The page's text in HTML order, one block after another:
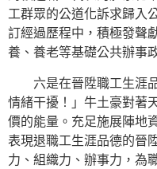
工群眾的公道化訴求歸入
訂經過歷程中，積極發聲
養、養老等基礎公共辦事
六是在晉陞職工生涯
情緒干擾！」牛土豪對著
價的能量。充足施展陣地
表現退職工生涯品德的晉
力、組織力、辦事力，為